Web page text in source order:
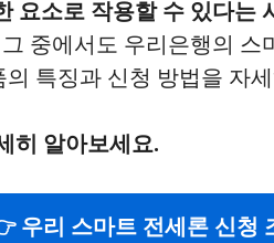
요소로 작용할 수 있다는
중에서도 우리은행의
특징과 신청 방법을 자
히 알아보세요.
우리 스마트 전세론 신청